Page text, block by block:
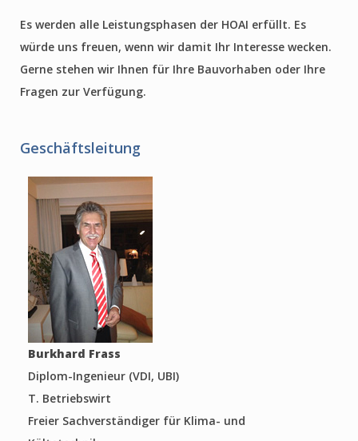
Es werden alle Leistungsphasen der HOAI erfüllt. Es
würde uns freuen, wenn wir damit Ihr Interesse wecken.
Gerne stehen wir Ihnen für Ihre Bauvorhaben oder Ihre
Fragen zur Verfügung.
Geschäftsleitung
Burkhard Frass
Diplom-Ingenieur (VDI, UBI)
T. Betriebswirt
Freier Sachverständiger für Klima- und